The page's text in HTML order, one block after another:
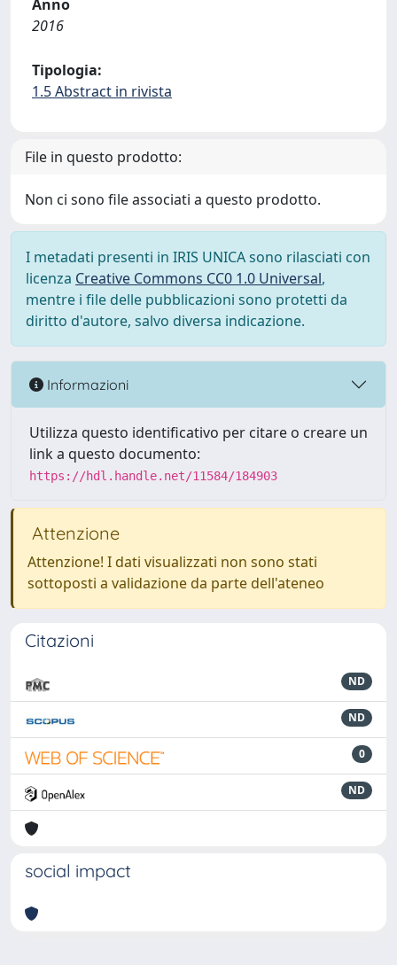
Anno
2016
Tipologia:
1.5 Abstract in rivista
File in questo prodotto:
Non ci sono file associati a questo prodotto.
I metadati presenti in IRIS UNICA sono rilasciati con
licenza Creative Commons CC0 1.0 Universal,
mentre i file delle pubblicazioni sono protetti da
diritto d'autore, salvo diversa indicazione.
Informazioni
Utilizza questo identificativo per citare o creare un
link a questo documento:
https://hdl.handle.net/11584/184903
Attenzione
Attenzione! I dati visualizzati non sono stati
sottoposti a validazione da parte dell'ateneo
Citazioni
ND
ND
0
ND
social impact